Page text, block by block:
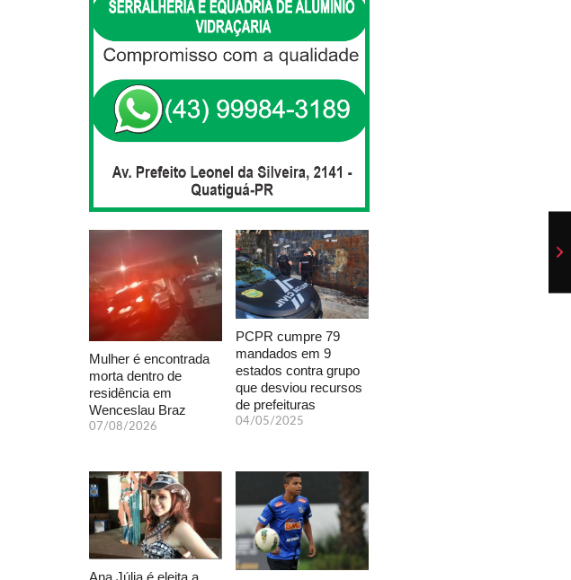
Mulher é encontrada
morta dentro de
residência em
Wenceslau Braz
07/08/2026
PCPR cumpre 79
mandados em 9
estados contra grupo
que desviou recursos
de prefeituras
04/05/2025